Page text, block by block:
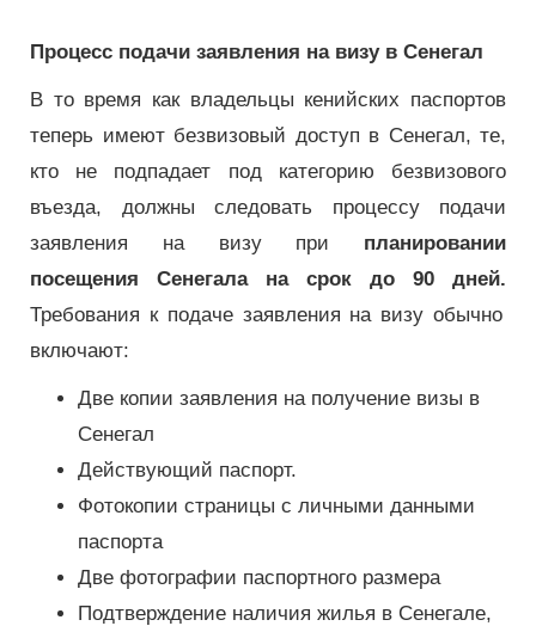
Процесс подачи заявления на визу в Сенегал
В то время как владельцы кенийских паспортов
теперь имеют безвизовый доступ в Сенегал, те,
кто не подпадает под категорию безвизового
въезда, должны следовать процессу подачи
заявления на визу при планировании
посещения Сенегала на срок до 90 дней.
Требования к подаче заявления на визу обычно
включают:
Две копии заявления на получение визы в
Сенегал
Действующий паспорт.
Фотокопии страницы с личными данными
паспорта
Две фотографии паспортного размера
Подтверждение наличия жилья в Сенегале,